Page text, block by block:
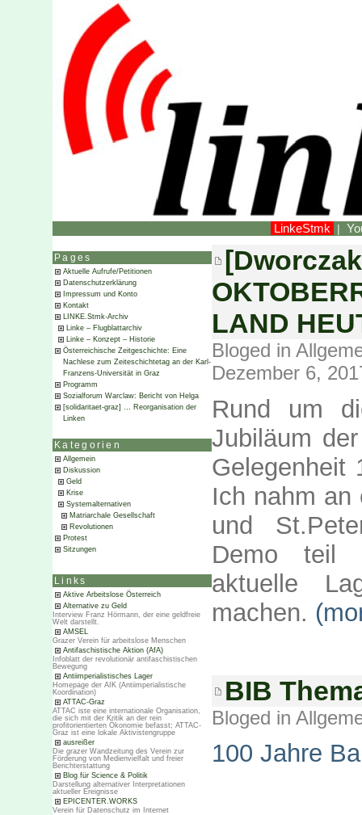
LinkeStmk |
Pages
Aktuelle Aufrufe/Petitionen
Datenschutzerklärung
Impressum und Konto
Kontakt
LINKE.Stmk-Archiv
Linke – Flugblattarchiv
Linke – Konzept – Historie
Österreichische Zeitgeschichte: Eine
Nachlese zum Zeiteschichtetag an der Karl-
Franzens-Universität in Graz
Programm
Sozialforum Warclaw: Bericht von Helga
[solidaritaet-graz] … Reorganisation der
Linken
Kategorien
Allgemein
Diskussion
Geld
Krise
Systemalternativen
Matriarchale Gesellschaft
Revolutionen
Protest
Sitzungen
Links
Aktive Arbeitslose Österreich
Alternative zu Geld
Interview Franz Hörmann, der eine geldfreie
Welt darstellt.
AMSEL
Grazer Verein für arbeitslose Menschen
Antifaschistische Aktion (AfA)
Infoblatt der revolutionär antifaschistischen
Bewegung
Antiimperialistisches Lager
Homepage der AIK (Antiimperialistische
Koordination)
ATTAC-Graz
ATTAC iste eine internationale Organisation,
die sich mit der Kritik an der rein
profitorientierten Ökonomie befasst; ATTAC-
Graz ist eine lokale Aktivistengruppe
ausreißer
Die grazer Wandzeitung des Verein zur
Förderung von Medienvielfalt und freier
Berichterstattung
Blog für Science & Politik
Darstellung alternativer Interpretationen
aktueller Ereignisse
EPICENTER.WORKS
Verein für Datenschutz im Internet
LAND
Bloged in
Dezember 6,
Rund um
Jubiläum
Gelegenheit
Ich nahm an
und
Demo teil
aktuelle
machen.
BIB
Bloged in
100 Jahre